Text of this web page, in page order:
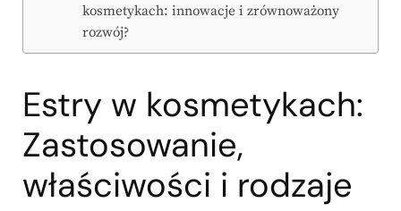
kosmetykach: innowacje i zrównoważony
rozwój?
Estry w kosmetykach:
Zastosowanie,
właściwości i rodzaje